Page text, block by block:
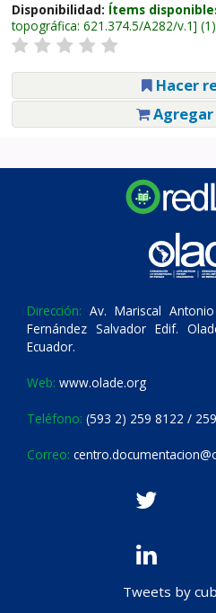
Disponibilidad: Ítems
topográfica: 621.374.5/A282/v.1
Hacer
Dirección: Av. Mariscal
Fernández Salvador Edif.
Ecuador.
Web: www.olade.org
Teléfono: (593 2) 259 8122 /
Correo:
Tweets by